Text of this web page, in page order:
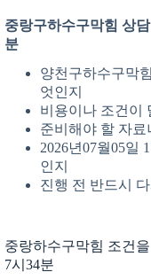
중랑구하수구막힘 상
분
양천구하수구막
엇인지
비용이나 조건이
준비해야 할 자료
2026년07월05일
인지
진행 전 반드시
중랑하수구막힘 조건
7시34분